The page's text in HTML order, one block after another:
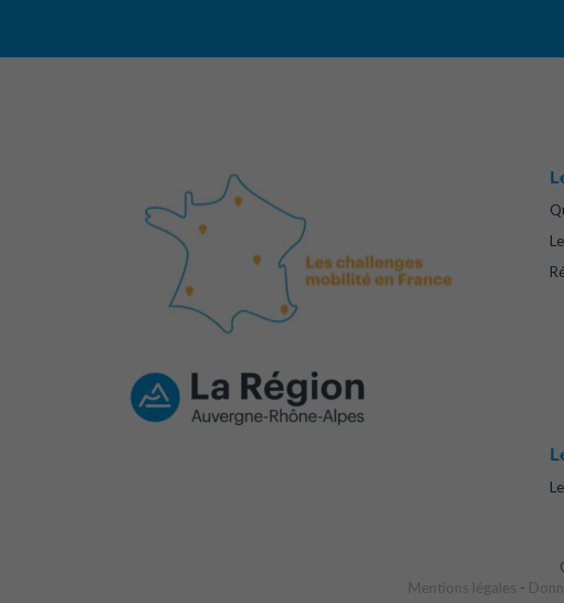
Mentions légales -